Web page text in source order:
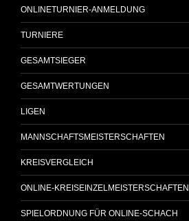
ONLINETURNIER-ANMELDUNG
TURNIERE
GESAMTSIEGER
GESAMTWERTUNGEN
LIGEN
MANNSCHAFTSMEISTERSCHAFTEN
KREISVERGLEICH
ONLINE-KREISEINZELMEISTERSCHAFTEN
SPIELORDNUNG FÜR ONLINE-SCHACH